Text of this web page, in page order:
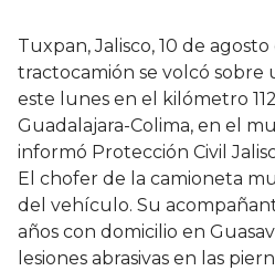
Tuxpan, Jalisco, 10 de
tractocamión se volcó sobre
este lunes en el kilómetro
Guadalajara-Colima, en el
informó Protección Civil
El chofer de la camioneta
del vehículo. Su
años con domicilio en
lesiones abrasivas en las